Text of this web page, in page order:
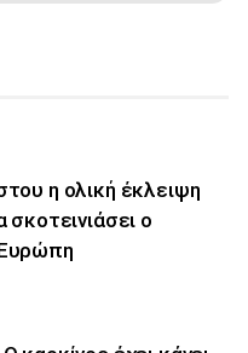
η ολική έκλειψη
ο